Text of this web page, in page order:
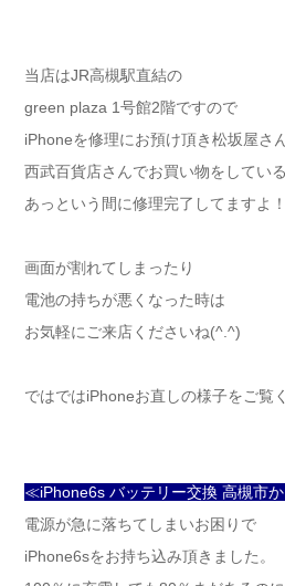
当店はJR高槻駅直結の
green plaza 1号館2階ですので
iPhoneを修理にお預け頂き松坂屋さ
西武百貨店さんでお買い物をしてい
あっという間に修理完了してますよ！
画面が割れてしまったり
電池の持ちが悪くなった時は
お気軽にご来店くださいね(^.^)
ではではiPhoneお直しの様子をご覧
≪iPhone6s バッテリー交換 高槻市
電源が急に落ちてしまいお困りで
iPhone6sをお持ち込み頂きました。